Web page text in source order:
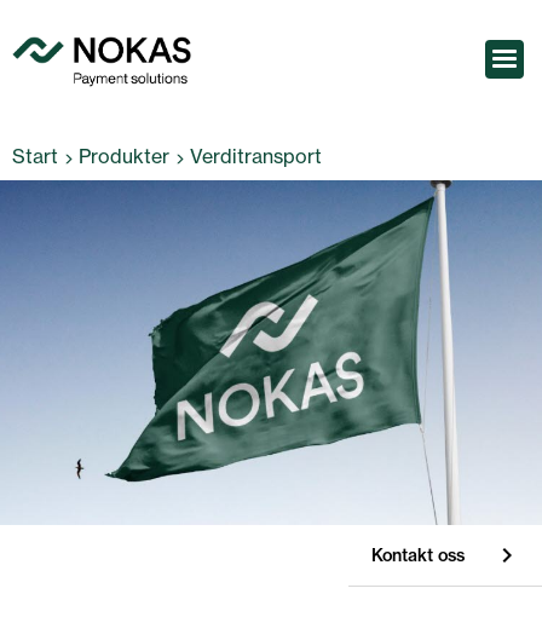
Start Produkter Verditransport
Kontakt oss